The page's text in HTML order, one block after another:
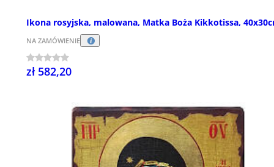
Ikona rosyjska, malowana, Matka Boża Kikkotissa,
NA ZAMÓWIENIE
zł 582,20